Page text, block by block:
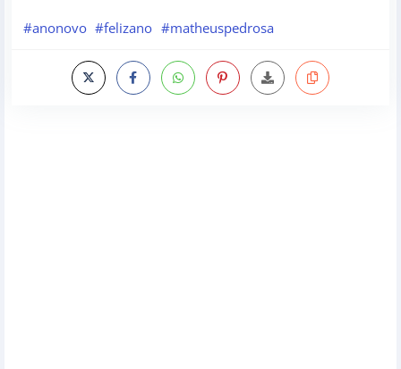
#anonovo #felizano #matheuspedrosa